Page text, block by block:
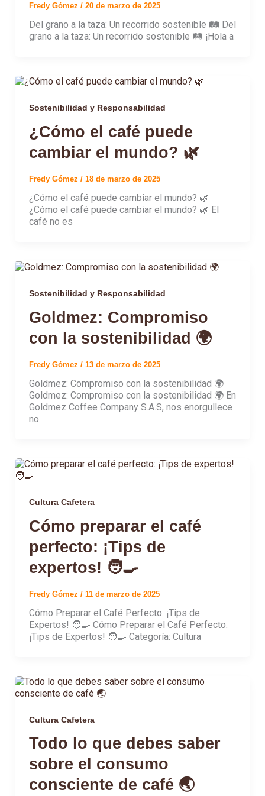
Fredy Gómez / 20 de marzo de 2025
Del grano a la taza: Un recorrido sostenible 🛤️ Del
grano a la taza: Un recorrido sostenible 🛤️ ¡Hola a
Sostenibilidad y Responsabilidad
¿Cómo el café puede
cambiar el mundo? 🌿
Fredy Gómez / 18 de marzo de 2025
¿Cómo el café puede cambiar el mundo? 🌿
¿Cómo el café puede cambiar el mundo? 🌿 El
café no es
Sostenibilidad y Responsabilidad
Goldmez: Compromiso
con la sostenibilidad 🌍
Fredy Gómez / 13 de marzo de 2025
Goldmez: Compromiso con la sostenibilidad 🌍
Goldmez: Compromiso con la sostenibilidad 🌍 En
Goldmez Coffee Company S.A.S, nos enorgullece
no
Cultura Cafetera
Cómo preparar el café
perfecto: ¡Tips de
expertos! 🧑‍🍳
Fredy Gómez / 11 de marzo de 2025
Cómo Preparar el Café Perfecto: ¡Tips de
Expertos! 🧑‍🍳 Cómo Preparar el Café Perfecto:
¡Tips de Expertos! 🧑‍🍳 Categoría: Cultura
Cultura Cafetera
Todo lo que debes saber
sobre el consumo
consciente de café 🌏